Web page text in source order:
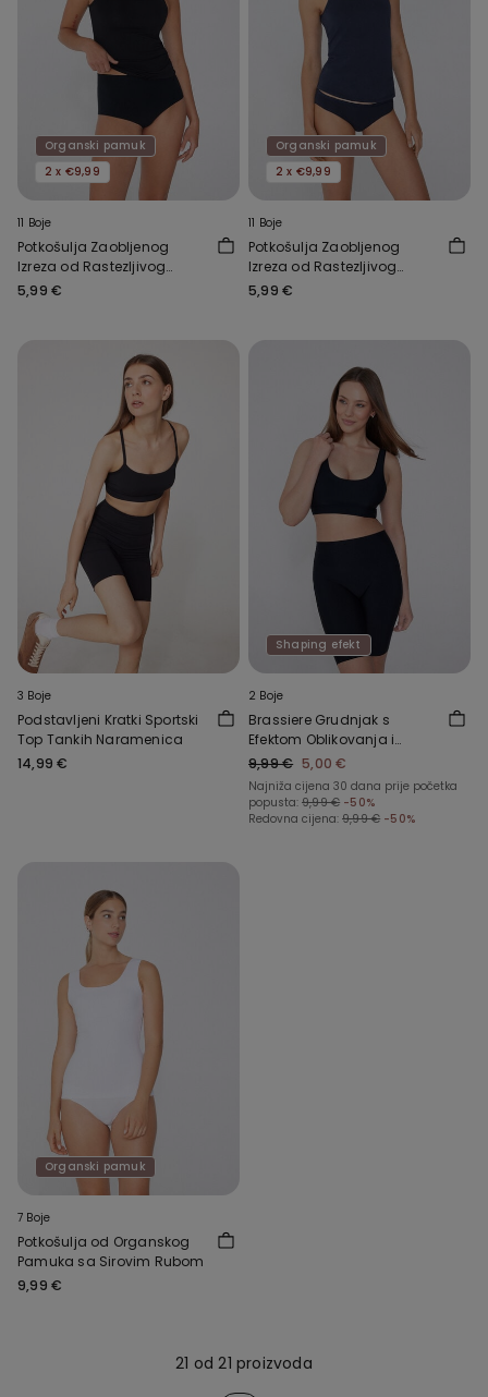
Organski pamuk
2 x €9,99
11 Boje
Potkošulja Zaobljenog
Izreza od Rastezljivog
Organskog Pamuka
5,99 €
Organski pamuk
2 x €9,99
11 Boje
Potkošulja Zaobljenog
Izreza od Rastezljivog
Organskog Pamuka
5,99 €
3 Boje
Podstavljeni Kratki Sportski
Top Tankih Naramenica
14,99 €
Shaping efekt
2 Boje
Brassiere Grudnjak s
Efektom Oblikovanja i
Sirovim Rubom
9,99 € 5,00 €
Najniža cijena 30 dana prije početka
popusta: 9,99 € -50%
Redovna cijena: 9,99 € -50%
Organski pamuk
7 Boje
Potkošulja od Organskog
Pamuka sa Sirovim Rubom
9,99 €
21 od 21 proizvoda